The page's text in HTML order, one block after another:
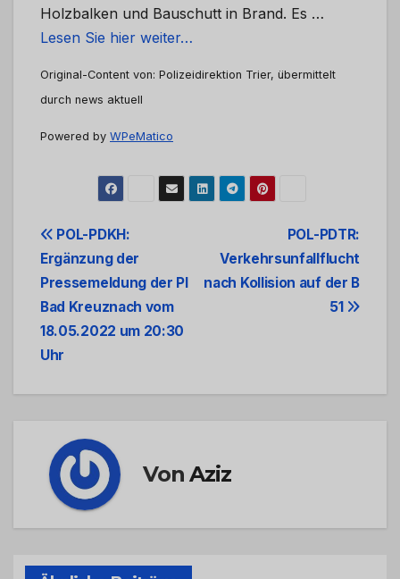
Holzbalken und Bauschutt in Brand. Es …
Lesen Sie hier weiter…
Original-Content von: Polizeidirektion Trier, übermittelt
durch news aktuell
Powered by WPeMatico
Beitrags-
Navigation
POL-PDTR:
Verkehrsunfallflucht
nach Kollision auf der B
51
POL-PDKH:
Ergänzung der
Pressemeldung der PI
Bad Kreuznach vom
18.05.2022 um 20:30
Uhr
VonAziz